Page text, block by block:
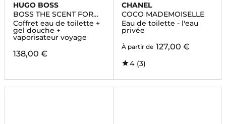
HUGO BOSS
BOSS THE SCENT FOR
HIM
Coffret eau de toilette +
gel douche +
vaporisateur voyage
138,00 €
CHANEL
COCO MADEMOISELLE
Eau de toilette - l'eau
privée
À partir de 127,00 €
4 (3)